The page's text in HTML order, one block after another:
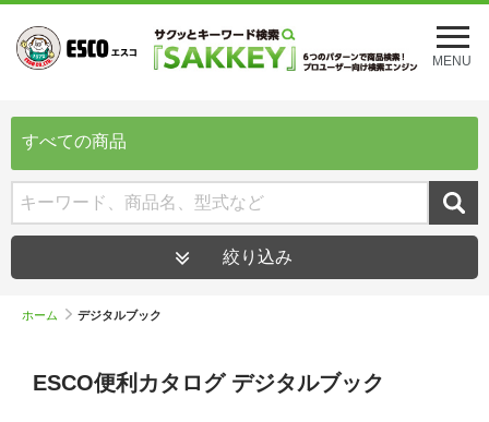
メ
ニ
ュ
を
MENU
すべての商品
絞り込み
ホーム デジタルブック
ESCO便利カタログ デジタルブック